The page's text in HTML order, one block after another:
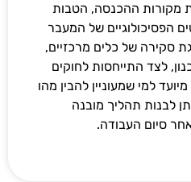
מקורות ההכנסה, הטבות
הפסיכולוגיים של המעבר
סקירה של כלים מרכזיים,
לצד התייחסות לחוקים
למי שמעוניין להבין מהו
לבנות תהליך מובנה
סיום העבודה.